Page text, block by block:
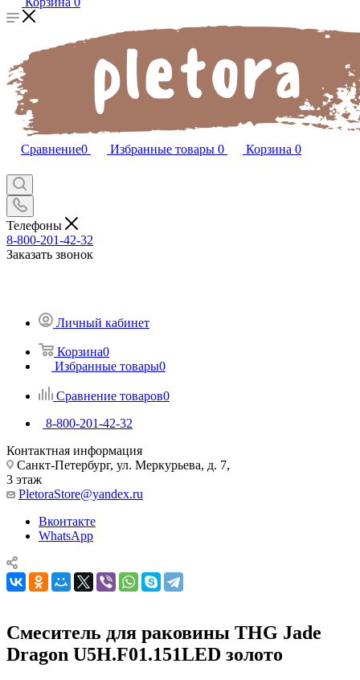
Сравнение0 Избранные товары 0 Корзина 0
Телефоны
8-800-201-42-32
Заказать звонок
Личный кабинет
Корзина0
Избранные товары0
Сравнение товаров0
8-800-201-42-32
Контактная информация
Санкт-Петербург, ул. Меркурьева, д. 7,
3 этаж
PletoraStore@yandex.ru
Вконтакте
WhatsApp
Смеситель для раковины THG Jade
Dragon U5H.F01.151LED золото